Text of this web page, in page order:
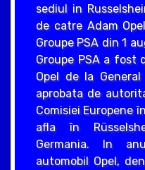
sediul in
de catre Adam
Groupe PSA din 1
Groupe PSA a fost
Opel de la
aprobata de
Comisiei Europene
afla în
Germania. In
automobil Opel,